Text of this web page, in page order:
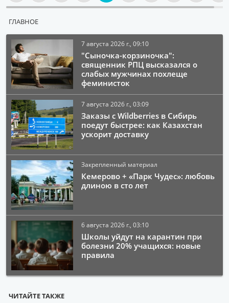
ГЛАВНОЕ
7 августа 2026 г., 09:10
"Сыночка-корзиночка":
священник РПЦ высказался о
слабых мужчинах похлеще
феминисток
7 августа 2026 г., 03:09
Заказы с Wildberries в Сибирь
поедут быстрее: как Казахстан
ускорит доставку
Закрепленный материал
Кемерово + «Парк Чудес»: любовь
длиною в сто лет
6 августа 2026 г., 03:10
Школы уйдут на карантин при
болезни 20% учащихся: новые
правила
ЧИТАЙТЕ ТАКЖЕ